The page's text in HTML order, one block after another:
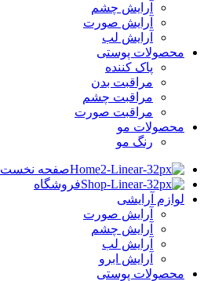
آرایش چشم
آرایش صورت
آرایش لب
محصولات پوستی
پاک کننده
مراقبت بدن
مراقبت چشم
مراقبت صورت
محصولات مو
رنگ مو
صفحه نخست
فروشگاه
لوازم آرایشی
آرایش صورت
آرایش چشم
آرایش لب
آرایش ابرو
محصولات پوستی